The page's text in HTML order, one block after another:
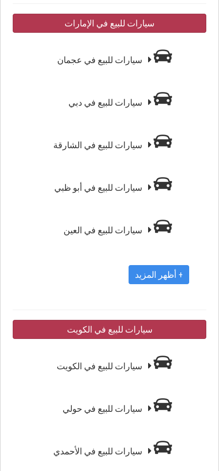
سيارات للبيع في الإمارات
سيارات للبيع في عجمان
سيارات للبيع في دبي
سيارات للبيع في الشارقة
سيارات للبيع في أبو ظبي
سيارات للبيع في العين
+ أظهر المزيد
سيارات للبيع في الكويت
سيارات للبيع في الكويت
سيارات للبيع في حولي
سيارات للبيع في الأحمدي